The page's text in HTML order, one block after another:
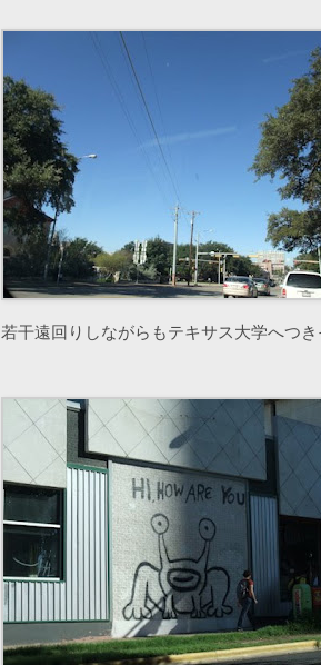
若干遠回りしながらもテキサス大学へつ